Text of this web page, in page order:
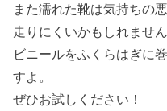
また濡れた靴は気持ちの
走りにくいかもしれませ
ビニールをふくらはぎに
すよ。
ぜひお試しください！